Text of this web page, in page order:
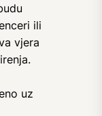
ili
vjera
uz